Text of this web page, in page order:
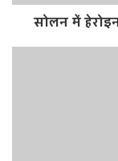
सोलन में